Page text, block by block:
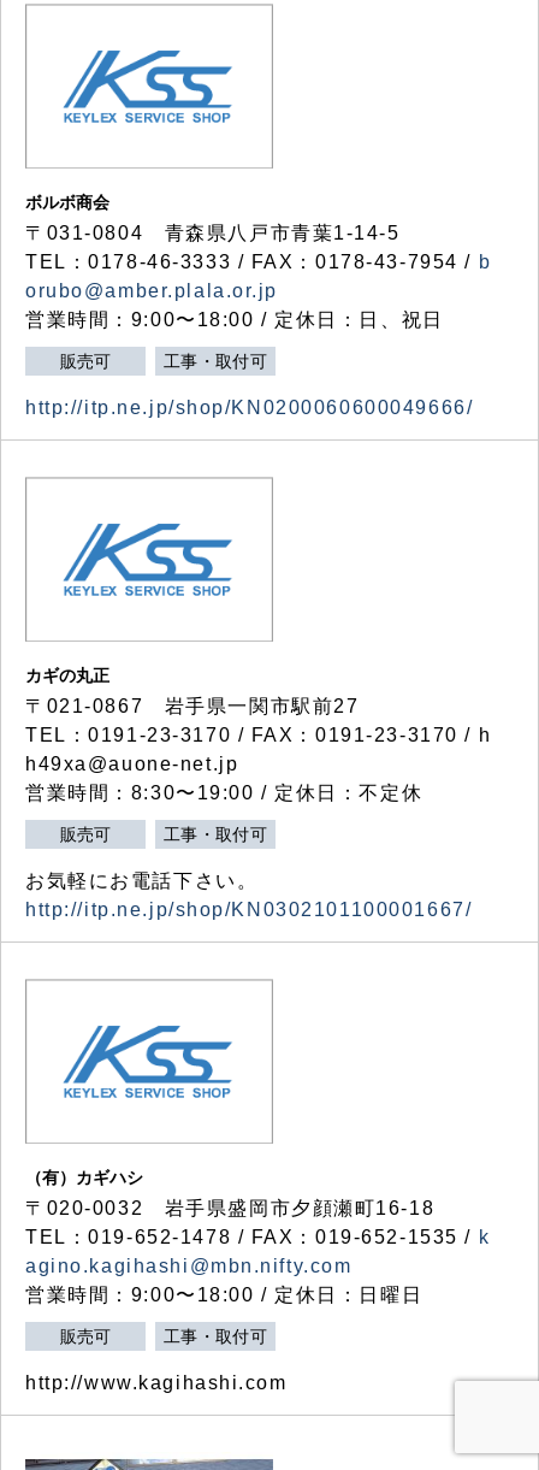
ボルボ商会
〒031-0804 青森県八戸市青葉1-14-5
TEL：0178-46-3333 / FAX：0178-43-7954 / b
orubo@amber.plala.or.jp
営業時間：9:00〜18:00 / 定休日：日、祝日
販売可 工事・取付可
http://itp.ne.jp/shop/KN0200060600049666/
カギの丸正
〒021-0867 岩手県一関市駅前27
TEL：0191-23-3170 / FAX：0191-23-3170 / h
h49xa@auone-net.jp
営業時間：8:30〜19:00 / 定休日：不定休
販売可 工事・取付可
お気軽にお電話下さい。
http://itp.ne.jp/shop/KN0302101100001667/
（有）カギハシ
〒020-0032 岩手県盛岡市夕顔瀬町16-18
TEL：019-652-1478 / FAX：019-652-1535 / k
agino.kagihashi@mbn.nifty.com
営業時間：9:00〜18:00 / 定休日：日曜日
販売可 工事・取付可
http://www.kagihashi.com